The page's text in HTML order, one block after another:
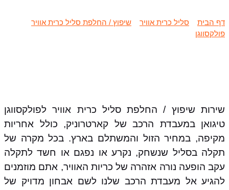
דף הבית סליל כרית אוויר
שיפוץ / החלפת סליל כרית אוויר
פולקסווגן
שירות שיפוץ / החלפת סליל כרית אוויר לפולקסווגן
טיגואן במעבדת הרכב של קארטרוניק, כולל אחריות
מקיפה, במחיר הזול והמשתלם בארץ. בכל מקרה של
תקלה בסליל שנשחק, נקרע או נפגם או חשד לתקלה
עקב הופעה נורה אזהרה של כריות האוויר, אתם מוזמנים
להגיע אל מעבדת הרכב שלנו לשם אבחון מדויק של